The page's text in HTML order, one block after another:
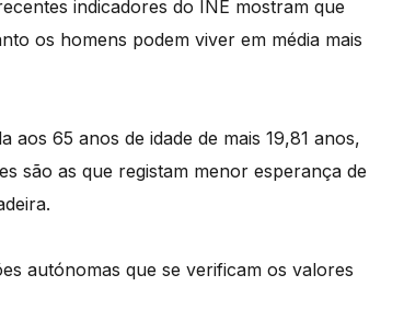
indicadores do INE mostram que
os homens podem viver em média mais
65 anos de idade de mais 19,81 anos,
são as que registam menor esperança de
autónomas que se verificam os valores